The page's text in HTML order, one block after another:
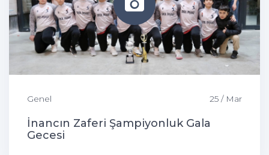
Genel 25 / Mar
İnancın Zaferi Şampiyonluk Gala
Gecesi